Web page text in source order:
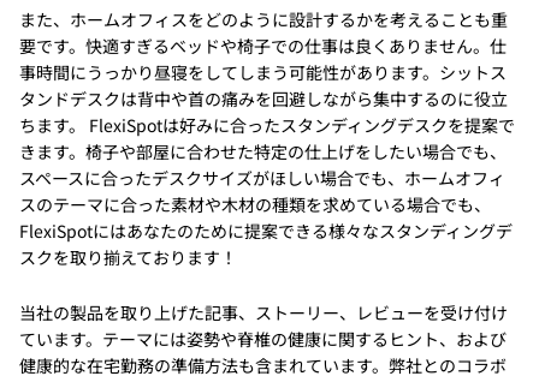
また、ホームオフィスをどのように設計するかを考えることも重
要です。快適すぎるベッドや椅子での仕事は良くありません。仕
事時間にうっかり昼寝をしてしまう可能性があります。シットス
タンドデスクは背中や首の痛みを回避しながら集中するのに役立
ちます。 FlexiSpotは好みに合ったスタンディングデスクを提案で
きます。椅子や部屋に合わせた特定の仕上げをしたい場合でも、
スペースに合ったデスクサイズがほしい場合でも、ホームオフィ
スのテーマに合った素材や木材の種類を求めている場合でも、
FlexiSpotにはあなたのために提案できる様々なスタンディングデ
スクを取り揃えております！
当社の製品を取り上げた記事、ストーリー、レビューを受け付け
ています。テーマには姿勢や脊椎の健康に関するヒント、および
健康的な在宅勤務の準備方法も含まれています。弊社とのコラボ